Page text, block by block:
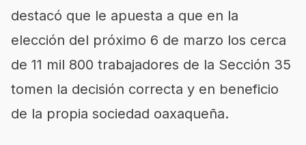
destacó que le apuesta a que en la
elección del próximo 6 de marzo los cerca
de 11 mil 800 trabajadores de la Sección 35
tomen la decisión correcta y en beneficio
de la propia sociedad oaxaqueña.